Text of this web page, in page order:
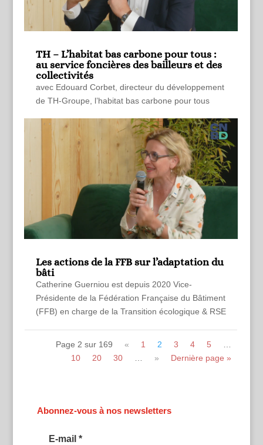
TH – L’habitat bas carbone pour tous :
au service foncières des bailleurs et des
collectivités
avec Edouard Corbet, directeur du développement
de TH-Groupe, l’habitat bas carbone pour tous
Les actions de la FFB sur l’adaptation du
bâti
Catherine Guerniou est depuis 2020 Vice-
Présidente de la Fédération Française du Bâtiment
(FFB) en charge de la Transition écologique & RSE
Page 2 sur 169 « 1 2 3 4 5
…
10
20 30 … » Dernière page »
Abonnez-vous à nos newsletters
E-mail *